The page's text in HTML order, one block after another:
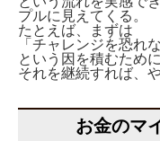
プルに見えてくる。
たとえば、まずは
「チャレンジを恐れな
という因を積むため
それを継続すれば、
お金のマ